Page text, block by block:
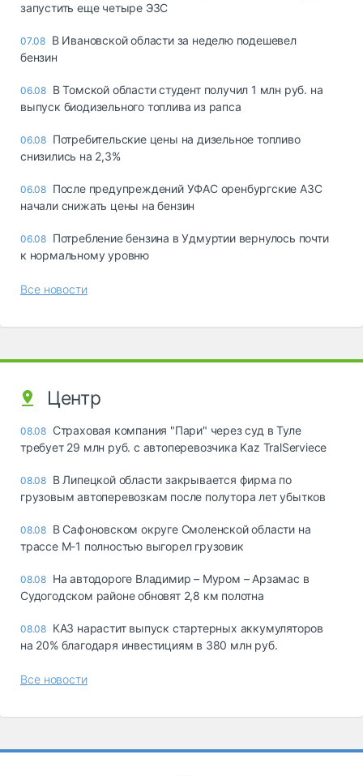
запустить еще четыре ЭЗС
07.08 В Ивановской области за неделю подешевел
бензин
06.08 В Томской области студент получил 1 млн руб. на
выпуск биодизельного топлива из рапса
06.08 Потребительские цены на дизельное топливо
снизились на 2,3%
06.08 После предупреждений УФАС оренбургские АЗС
начали снижать цены на бензин
06.08 Потребление бензина в Удмуртии вернулось почти
к нормальному уровню
Все новости
Центр
08.08 Страховая компания "Пари" через суд в Туле
требует 29 млн руб. с автоперевозчика Kaz TralServiece
08.08 В Липецкой области закрывается фирма по
грузовым автоперевозкам после полутора лет убытков
08.08 В Сафоновском округе Смоленской области на
трассе М-1 полностью выгорел грузовик
08.08 На автодороге Владимир – Муром – Арзамас в
Судогодском районе обновят 2,8 км полотна
08.08 КАЗ нарастит выпуск стартерных аккумуляторов
на 20% благодаря инвестициям в 380 млн руб.
Все новости